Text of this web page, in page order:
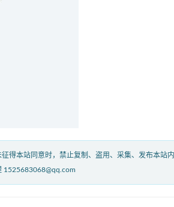
得本站同意时，禁止复制、盗用、采集、发布本站内
1525683068@qq.com